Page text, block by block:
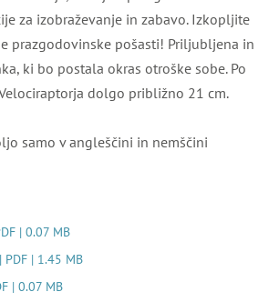
za izobraževanje in zabavo. Izkopljite
prazgodovinske pošasti! Priljubljena in
ki bo postala okras otroške sobe. Po
dolgo približno 21 cm.
samo v angleščini in nemščini
| 0.07 MB
| 1.45 MB
| 0.07 MB